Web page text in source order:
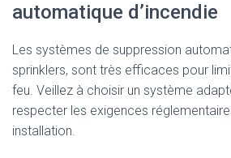
automatique d’incendie
Les systèmes de suppression
sprinklers, sont très efficaces pour
feu. Veillez à choisir un système
respecter les exigences
installation.